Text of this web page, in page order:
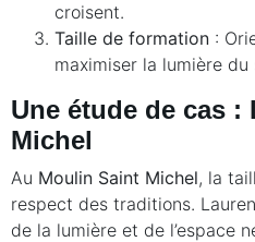
croisent.
Taille de formation :
maximiser la lumière du
Une étude de cas
Michel
Au Moulin Saint Michel, la
respect des traditions.
de la lumière et de l’espace